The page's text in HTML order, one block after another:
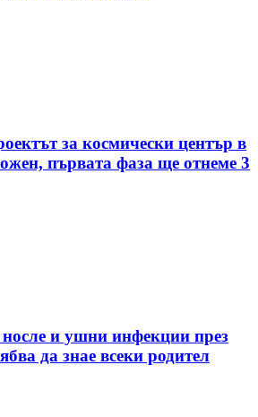
за космически център в
първата фаза ще отнеме 3
и ушни инфекции през
да знае всеки родител